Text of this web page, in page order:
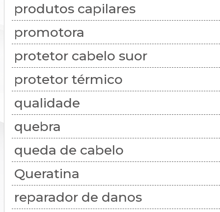
produtos capilares
promotora
protetor cabelo suor
protetor térmico
qualidade
quebra
queda de cabelo
Queratina
reparador de danos